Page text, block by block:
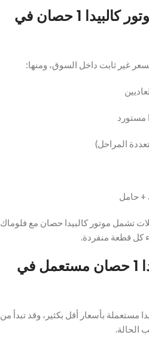
لماذا تختلف أسعار موتور كالبيدا 1 حصان في
غير ثابت داخل السوق، ومنها:
مستورد
+ حامل
موتور كالبيدا حصان مع فلوماك
كل قطعة منفردة.
هل يوجد موتور كالبيدا 1 حصان مستعمل في
مستعملة بأسعار أقل بكثير، وقد تبدأ من